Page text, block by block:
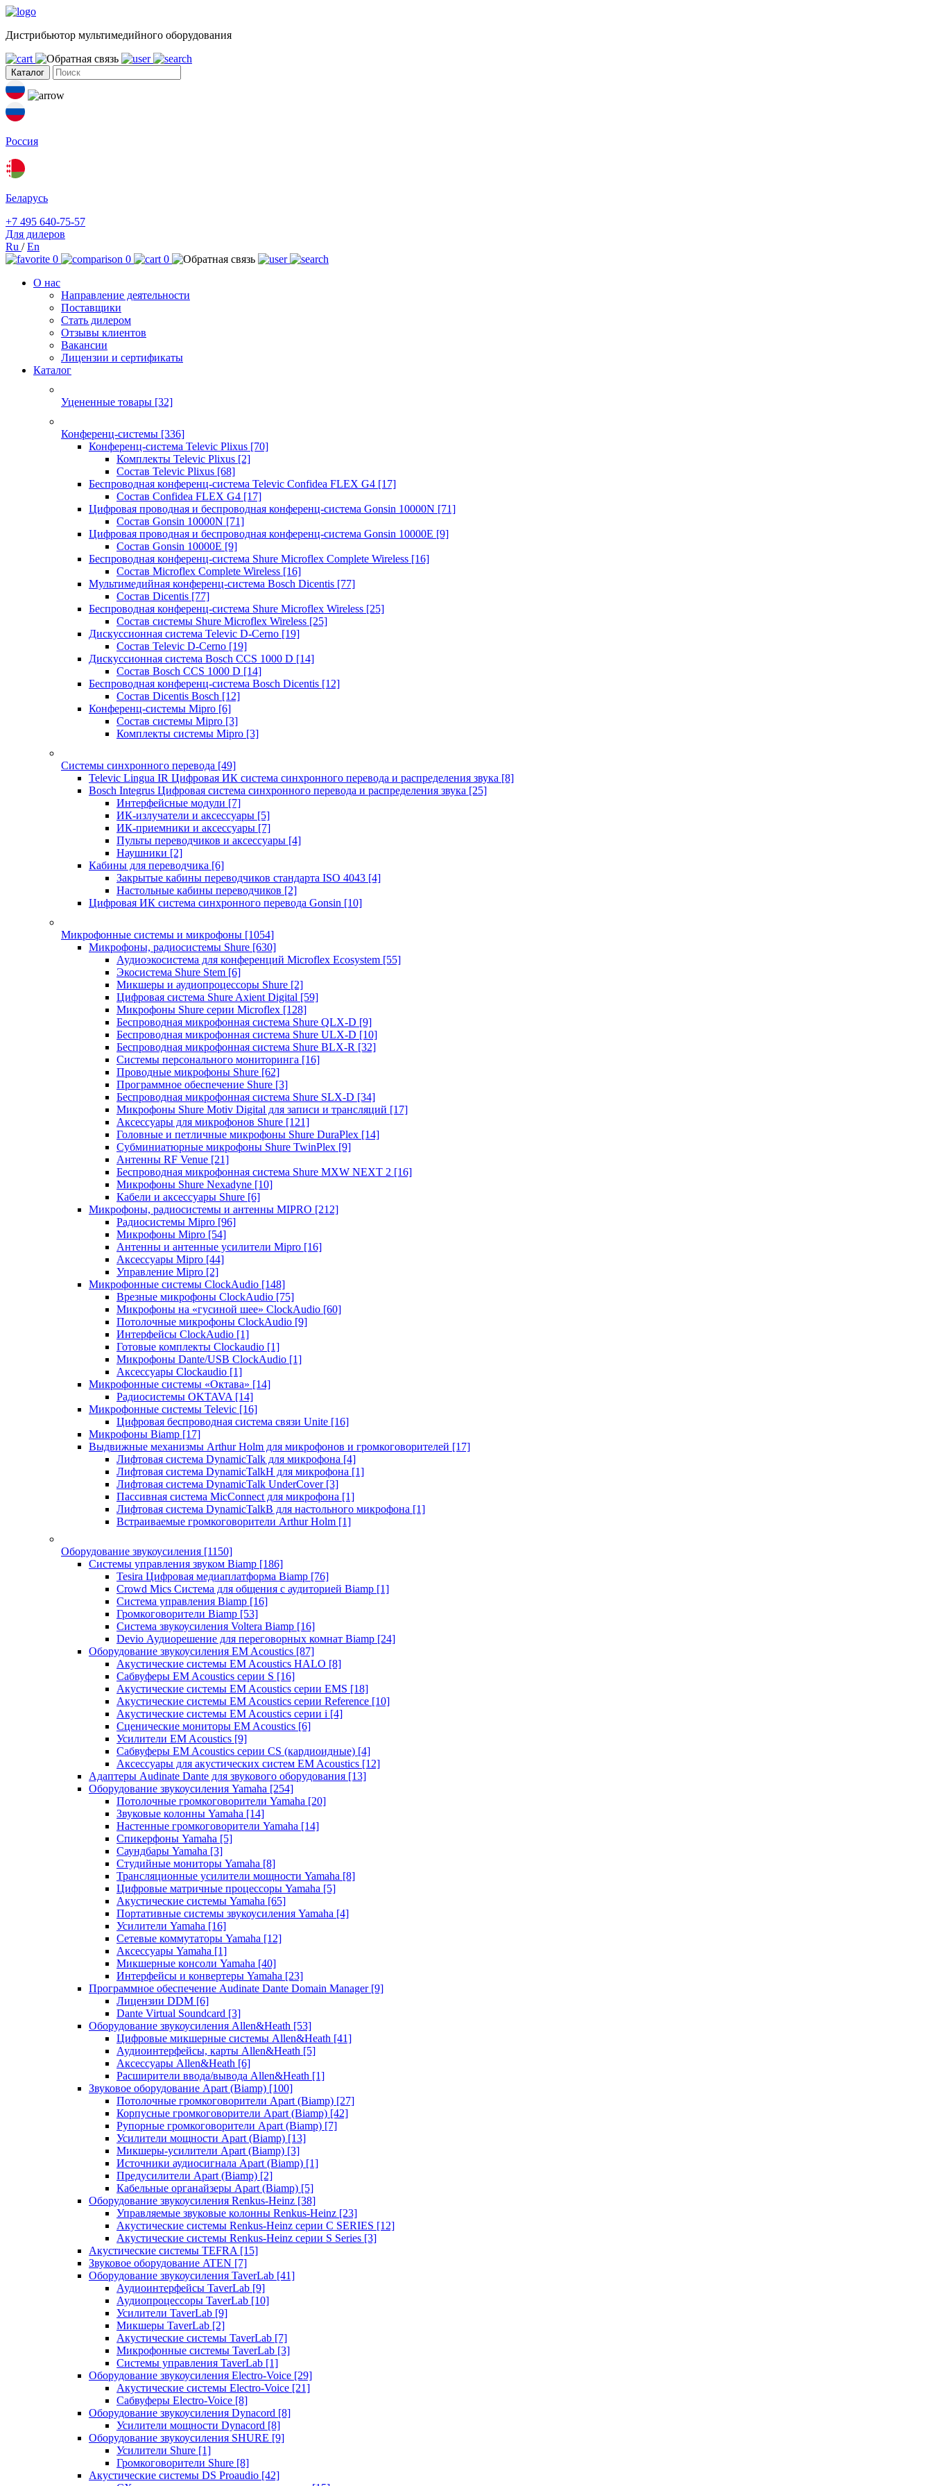
Дистрибьютор мультимедийного оборудования
Каталог
Россия
Беларусь
+7 495 640-75-57
Для дилеров
Ru /En
0
0
0
О нас
Направление деятельности
Поставщики
Стать дилером
Отзывы клиентов
Вакансии
Лицензии и сертификаты
Каталог
Уцененные товары [32]
Конференц-системы [336]
Конференц-система Televic Plixus [70]
Комплекты Televic Plixus [2]
Состав Televic Plixus [68]
Беспроводная конференц-система Televic Confidea FLEX G4 [17]
Состав Confidea FLEX G4 [17]
Цифровая проводная и беспроводная конференц-система Gonsin 10000N [71]
Состав Gonsin 10000N [71]
Цифровая проводная и беспроводная конференц-система Gonsin 10000E [9]
Состав Gonsin 10000E [9]
Беспроводная конференц-система Shure Microflex Complete Wireless [16]
Состав Microflex Complete Wireless [16]
Мультимедийная конференц-система Bosch Dicentis [77]
Состав Dicentis [77]
Беспроводная конференц-система Shure Microflex Wireless [25]
Состав системы Shure Microflex Wireless [25]
Дискуссионная система Televic D-Cerno [19]
Состав Televic D-Cerno [19]
Дискуссионная система Bosch CCS 1000 D [14]
Состав Bosch CCS 1000 D [14]
Беспроводная конференц-система Bosch Dicentis [12]
Состав Dicentis Bosch [12]
Конференц-системы Mipro [6]
Состав системы Mipro [3]
Комплекты системы Mipro [3]
Системы синхронного перевода [49]
Televic Lingua IR Цифровая ИК система синхронного перевода и распределения звука [8]
Bosch Integrus Цифровая система синхронного перевода и распределения звука [25]
Интерфейсные модули [7]
ИК-излучатели и аксессуары [5]
ИК-приемники и аксессуары [7]
Пульты переводчиков и аксессуары [4]
Наушники [2]
Кабины для переводчика [6]
Закрытые кабины переводчиков стандарта ISO 4043 [4]
Настольные кабины переводчиков [2]
Цифровая ИК система синхронного перевода Gonsin [10]
Микрофонные системы и микрофоны [1054]
Микрофоны, радиосистемы Shure [630]
Аудиоэкосистема для конференций Microflex Ecosystem [55]
Экосистема Shure Stem [6]
Микшеры и аудиопроцессоры Shure [2]
Цифровая система Shure Axient Digital [59]
Микрофоны Shure серии Microflex [128]
Беспроводная микрофонная система Shure QLX-D [9]
Беспроводная микрофонная система Shure ULX-D [10]
Беспроводная микрофонная система Shure BLX-R [32]
Системы персонального мониторинга [16]
Проводные микрофоны Shure [62]
Программное обеспечение Shure [3]
Беспроводная микрофонная система Shure SLX-D [34]
Микрофоны Shure Motiv Digital для записи и трансляций [17]
Аксессуары для микрофонов Shure [121]
Головные и петличные микрофоны Shure DuraPlex [14]
Субминиатюрные микрофоны Shure TwinPlex [9]
Антенны RF Venue [21]
Беспроводная микрофонная система Shure MXW NEXT 2 [16]
Микрофоны Shure Nexadyne [10]
Кабели и аксессуары Shure [6]
Микрофоны, радиосистемы и антенны MIPRO [212]
Радиосистемы Mipro [96]
Микрофоны Mipro [54]
Антенны и антенные усилители Mipro [16]
Аксессуары Mipro [44]
Управление Mipro [2]
Микрофонные системы ClockAudio [148]
Врезные микрофоны ClockAudio [75]
Микрофоны на «гусиной шее» ClockAudio [60]
Потолочные микрофоны ClockAudio [9]
Интерфейсы ClockAudio [1]
Готовые комплекты Clockaudio [1]
Микрофоны Dante/USB ClockAudio [1]
Аксессуары Clockaudio [1]
Микрофонные системы «Октава» [14]
Радиосистемы OKTAVA [14]
Микрофонные системы Televic [16]
Цифровая беспроводная система связи Unite [16]
Микрофоны Biamp [17]
Выдвижные механизмы Arthur Holm для микрофонов и громкоговорителей [17]
Лифтовая система DynamicTalk для микрофона [4]
Лифтовая система DynamicTalkH для микрофона [1]
Лифтовая система DynamicTalk UnderCover [3]
Пассивная система MicConnect для микрофона [1]
Лифтовая система DynamicTalkB для настольного микрофона [1]
Встраиваемые громкоговорители Arthur Holm [1]
Оборудование звукоусиления [1150]
Системы управления звуком Biamp [186]
Tesira Цифровая медиаплатформа Biamp [76]
Crowd Mics Система для общения с аудиторией Biamp [1]
Система управления Biamp [16]
Громкоговорители Biamp [53]
Система звукоусиления Voltera Biamp [16]
Devio Аудиорешение для переговорных комнат Biamp [24]
Оборудование звукоусиления EM Acoustics [87]
Акустические системы EM Acoustics HALO [8]
Сабвуферы EM Acoustics серии S [16]
Акустические системы EM Acoustics серии EMS [18]
Акустические системы EM Acoustics серии Reference [10]
Акустические системы EM Acoustics серии i [4]
Сценические мониторы EM Acoustics [6]
Усилители EM Acoustics [9]
Сабвуферы EM Acoustics серии CS (кардиоидные) [4]
Аксессуары для акустических систем EM Acoustics [12]
Адаптеры Audinate Dante для звукового оборудования [13]
Оборудование звукоусиления Yamaha [254]
Потолочные громкоговорители Yamaha [20]
Звуковые колонны Yamaha [14]
Настенные громкоговорители Yamaha [14]
Спикерфоны Yamaha [5]
Саундбары Yamaha [3]
Студийные мониторы Yamaha [8]
Трансляционные усилители мощности Yamaha [8]
Цифровые матричные процессоры Yamaha [5]
Акустические системы Yamaha [65]
Портативные системы звукоусиления Yamaha [4]
Усилители Yamaha [16]
Сетевые коммутаторы Yamaha [12]
Аксессуары Yamaha [1]
Микшерные консоли Yamaha [40]
Интерфейсы и конвертеры Yamaha [23]
Программное обеспечение Audinate Dante Domain Manager [9]
Лицензии DDM [6]
Dante Virtual Soundcard [3]
Оборудование звукоусиления Allen&Heath [53]
Цифровые микшерные системы Allen&Heath [41]
Аудиоинтерфейсы, карты Allen&Heath [5]
Аксессуары Allen&Heath [6]
Расширители ввода/вывода Allen&Heath [1]
Звуковое оборудование Apart (Biamp) [100]
Потолочные громкоговорители Apart (Biamp) [27]
Корпусные громкоговорители Apart (Biamp) [42]
Рупорные громкоговорители Apart (Biamp) [7]
Усилители мощности Apart (Biamp) [13]
Микшеры-усилители Apart (Biamp) [3]
Источники аудиосигнала Apart (Biamp) [1]
Предусилители Apart (Biamp) [2]
Кабельные органайзеры Apart (Biamp) [5]
Оборудование звукоусиления Renkus-Heinz [38]
Управляемые звуковые колонны Renkus-Heinz [23]
Акустические системы Renkus-Heinz серии C SERIES [12]
Акустические системы Renkus-Heinz серии S Series [3]
Акустические системы TEFRA [15]
Звуковое оборудование ATEN [7]
Оборудование звукоусиления TaverLab [41]
Аудиоинтерфейсы TaverLab [9]
Аудиопроцессоры TaverLab [10]
Усилители TaverLab [9]
Микшеры TaverLab [2]
Акустические системы TaverLab [7]
Микрофонные системы TaverLab [3]
Системы управления TaverLab [1]
Оборудование звукоусиления Electro-Voice [29]
Акустические системы Electro-Voice [21]
Сабвуферы Electro-Voice [8]
Оборудование звукоусиления Dynacord [8]
Усилители мощности Dynacord [8]
Оборудование звукоусиления SHURE [9]
Усилители Shure [1]
Громкоговорители Shure [8]
Акустические системы DS Proaudio [42]